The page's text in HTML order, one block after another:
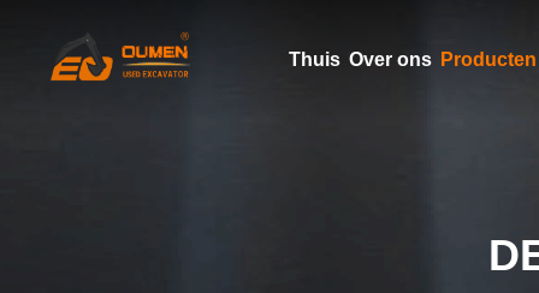
Thuis Over ons Producten